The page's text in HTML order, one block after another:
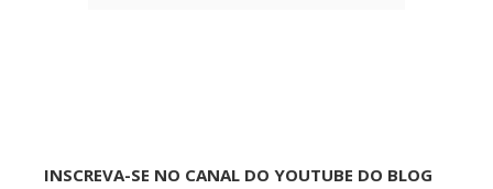
INSCREVA-SE NO CANAL DO YOUTUBE DO BLOG